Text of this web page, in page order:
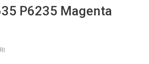
P6235 Magenta